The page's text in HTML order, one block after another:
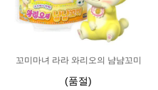
꼬미마녀 라라 와리오의 냠냠꼬미
(품절)